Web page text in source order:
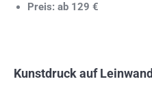
Preis: ab 129 €
Kunstdruck auf Leinwand